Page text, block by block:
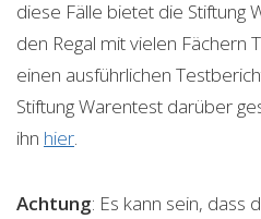
diese Fälle bietet die Stiftung
den Regal mit vielen Fächern
einen ausführlichen
Stiftung Warentest darüber
ihn hier.
Achtung: Es kann sein, dass